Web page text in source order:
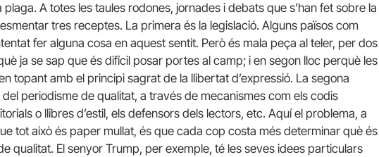
plaga. A totes les taules rodones, jornades i debats que s’han fet sobre la
tres receptes. La primera és la legislació. Alguns països com
fer alguna cosa en aquest sentit. Però és mala peça al teler, per dos
ja se sap que és difícil posar portes al camp; i en segon lloc perquè les
topant amb el principi sagrat de la llibertat d’expressió. La segona
periodisme de qualitat, a través de mecanismes com els codis
o llibres d’estil, els defensors dels lectors, etc. Aquí el problema, a
tot això és paper mullat, és que cada cop costa més determinar què és
qualitat. El senyor Trump, per exemple, té les seves idees particulars